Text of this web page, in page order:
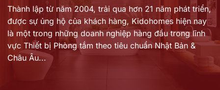
Thành lập từ năm 2004, trải qua hơn 21 năm phát triển,
được sự ủng hộ của khách hàng, Kidohomes hiện nay
là một trong những doanh nghiệp hàng đầu trong lĩnh
vực Thiết bị Phòng tắm theo tiêu chuẩn Nhật Bản &
Châu Âu...